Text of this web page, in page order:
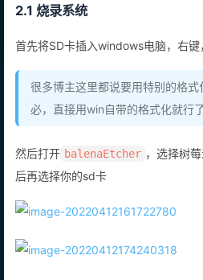
2.1 烧录系统
首先将SD卡插入windows电脑，右键
很多博主这里都说要用特别的格
必，直接用win自带的格式化就行了
然后打开 balenaEtcher ，选择树
后再选择你的sd卡